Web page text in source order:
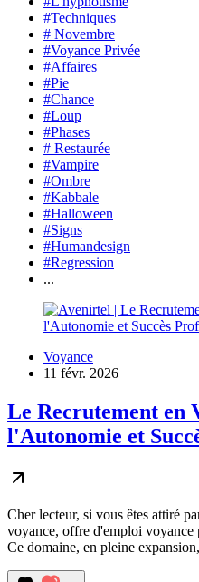
#Techniques
# Novembre
#Voyance Privée
#Affaires
#Pie
#Chance
#Loup
#Phases
# Restaurée
#Vampire
#Ombre
#Kabbale
#Halloween
#Signs
#Humandesign
#Regression
...
Voyance
11 févr. 2026
Le Recrutement en
l'Autonomie et
Cher lecteur, si vous êtes attiré
voyance, offre d'emploi voyance
Ce domaine, en pleine